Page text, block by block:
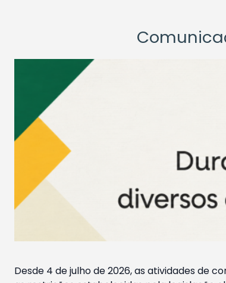
Desde 4 de julho de 2026, as atividades de